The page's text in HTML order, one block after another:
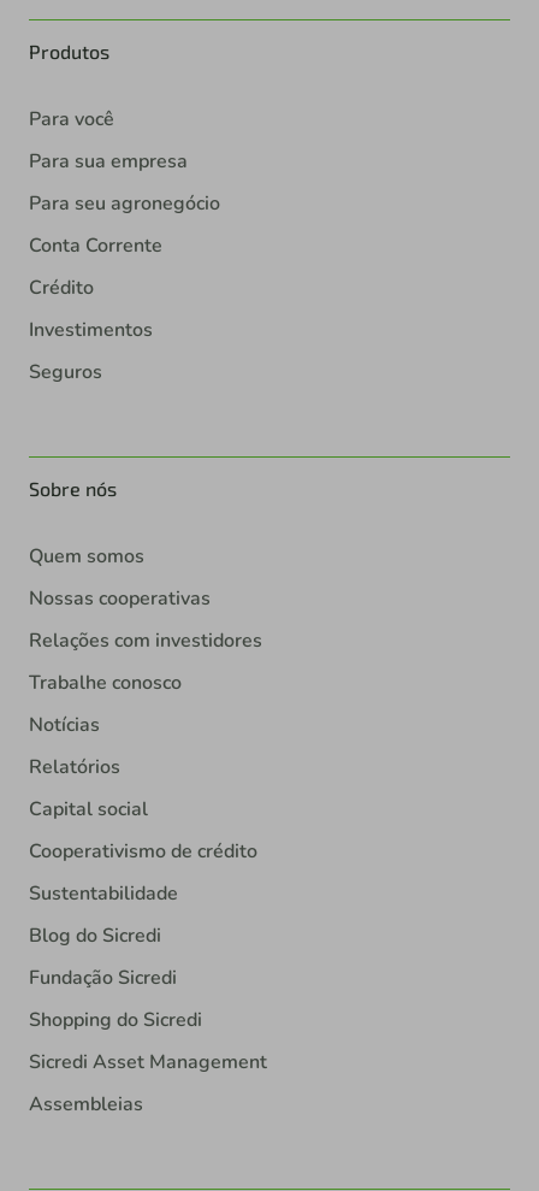
Produtos
Para você
Para sua empresa
Para seu agronegócio
Conta Corrente
Crédito
Investimentos
Seguros
Sobre nós
Quem somos
Nossas cooperativas
Relações com investidores
Trabalhe conosco
Notícias
Relatórios
Capital social
Cooperativismo de crédito
Sustentabilidade
Blog do Sicredi
Fundação Sicredi
Shopping do Sicredi
Sicredi Asset Management
Assembleias